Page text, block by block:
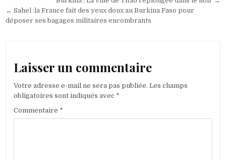
de
l’article
← Sahel :la France fait des yeux doux au Burkina Faso pour
déposer ses bagages militaires encombrants
Laisser un commentaire
Votre adresse e-mail ne sera pas publiée. Les champs
obligatoires sont indiqués avec *
Commentaire *